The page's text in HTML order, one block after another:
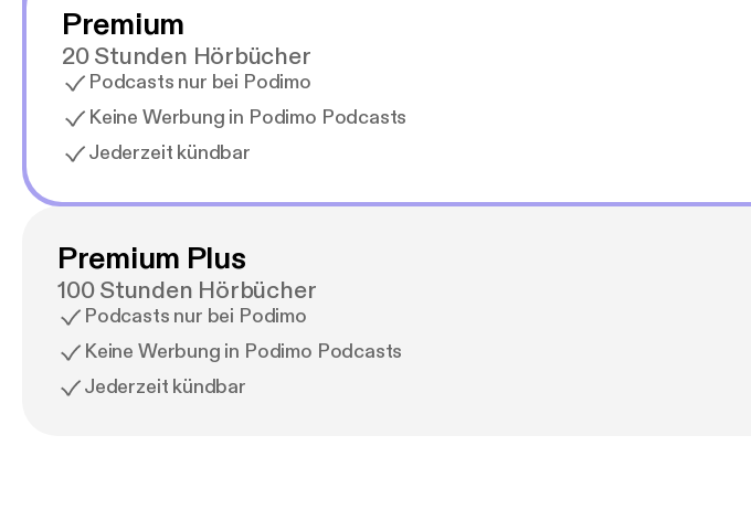
Premium
20 Stunden Hörbücher
Podcasts nur bei Podimo
Keine Werbung in Podimo Podcasts
Jederzeit kündbar
Premium Plus
100 Stunden Hörbücher
Podcasts nur bei Podimo
Keine Werbung in Podimo Podcasts
Jederzeit kündbar